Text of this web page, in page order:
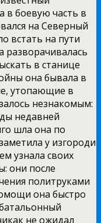
в боевую часть в
на Северный
встать на пути
разворачивалась
в станице
она бывала в
утопающие в
незнакомым:
недавней
шла она по
у изгороди
узнала своих
они после
политруками
она быстро
не ожидал